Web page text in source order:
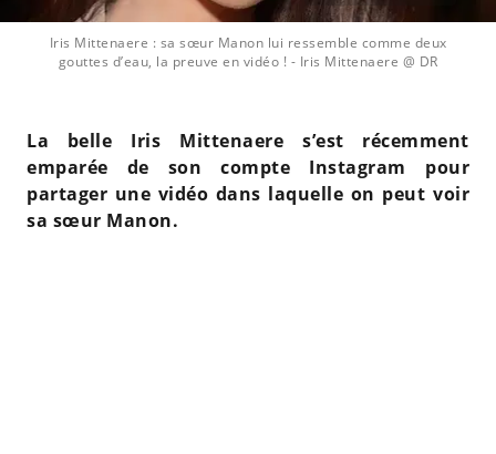
Iris Mittenaere : sa sœur Manon lui ressemble comme deux
gouttes d’eau, la preuve en vidéo ! - Iris Mittenaere @ DR
La belle Iris Mittenaere s’est récemment
emparée de son compte Instagram pour
partager une vidéo dans laquelle on peut voir
sa sœur Manon.